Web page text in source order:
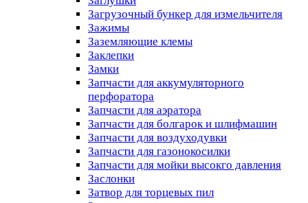
Загрузочный бункер для измельчителя
Зажимы
Заземляющие клемы
Заклепки
Замки
Запчасти для аккумуляторного
перфоратора
Запчасти для аэратора
Запчасти для болгарок и шлифмашин
Запчасти для воздуходувки
Запчасти для газонокосилки
Запчасти для мойки высокго давления
Заслонки
Затвор для торцевых пил